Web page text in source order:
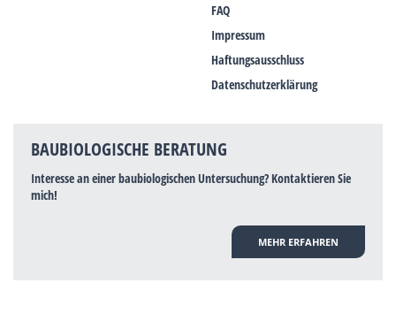
FAQ
Impressum
Haftungsausschluss
Datenschutzerklärung
BAUBIOLOGISCHE BERATUNG
Interesse an einer baubiologischen Untersuchung? Kontaktieren Sie
mich!
MEHR ERFAHREN